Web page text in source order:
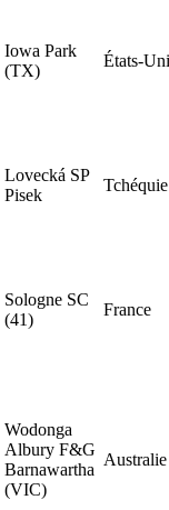
Iowa Park
(TX)
États-
Lovecká SP
Pisek
Tchéquie
Sologne SC
(41)
France
Wodonga
Albury F&G
Barnawartha
(VIC)
Australie